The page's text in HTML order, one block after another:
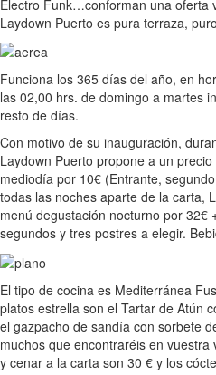
Electro Funk…conforman una oferta
Laydown Puerto es pura terraza,
Funciona los 365 días del año, en
las 02,00 hrs. de domingo a martes
resto de días.
Con motivo de su inauguración,
Laydown Puerto propone a un
mediodía por 10€ (Entrante,
todas las noches aparte de la carta,
menú degustación nocturno por 32€
segundos y tres postres a elegir.
El tipo de cocina es Mediterránea
platos estrella son el Tartar de Atún
el gazpacho de sandía con sorbete
muchos que encontraréis en
y cenar a la carta son 30 € y los